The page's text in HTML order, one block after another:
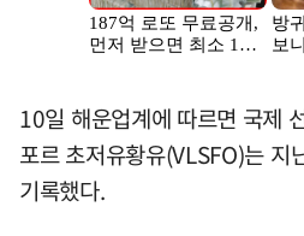
10일 해운업계에 따르면 국제
포르 초저유황유(VLSFO)는
기록했다.